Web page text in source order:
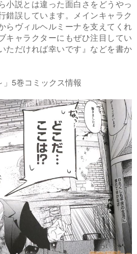
小説とは違った面白さをどうやっ
錯誤しています。メインキャラク
らヴィルヘルミーナを支えてくれ
キャラクターにもぜひ注目してい
ただければ幸いです』などを書か
」5巻コミックス情報